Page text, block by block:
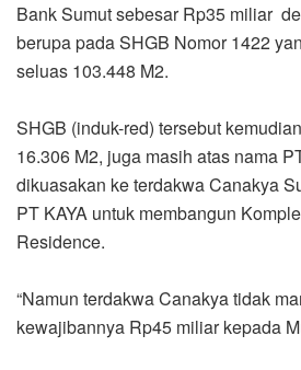
Bank Sumut sebesar Rp35 miliar
berupa pada SHGB Nomor 1422
seluas 103.448 M2.
SHGB (induk-red) tersebut
16.306 M2, juga masih atas nama
dikuasakan ke terdakwa Canakya
PT KAYA untuk membangun
Residence.
“Namun terdakwa Canakya tidak
kewajibannya Rp45 miliar kepada